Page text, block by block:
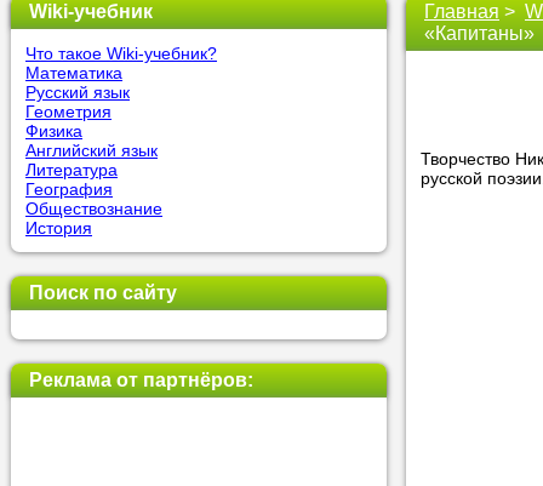
Мы
Wiki-учебник
Что такое Wiki-учебник?
Математика
Русский язык
Геометрия
Физика
Английский язык
Литература
География
Обществознание
История
Поиск по сайту
Реклама от партнёров:
Главная >
«Капитаны»
Творчество
русской поэзии.